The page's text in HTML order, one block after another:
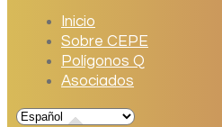
Inicio
Sobre CEPE
Polígonos Q
Asociados